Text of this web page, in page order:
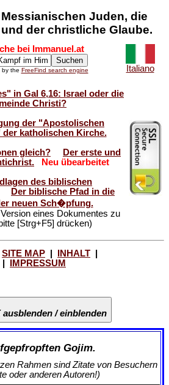
Juden, die
der christliche Glaube.
bei Immanuel.at
by the FreeFind search engine Italiano
in Gal 6,16: Israel oder die
Christi?
der "Apostolischen
der katholischen Kirche.
gleich?
Der erste und
Neu übearbeitet
des biblischen
Der biblische Pfad in die
neuen Sch�pfung.
eines Dokumentes zu
[Strg+F5] drücken)
SITE MAP INHALT
IMPRESSUM
INFOBOX ausblenden / einblenden
Gojim.
Rahmen sind Zitate von Besuchern
oder anderen Autoren!)